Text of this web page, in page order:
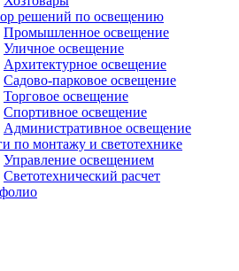
решений по освещению
Промышленное освещение
Уличное освещение
Архитектурное освещение
Садово-парковое освещение
Торговое освещение
Спортивное освещение
Административное освещение
по монтажу и светотехнике
Управление освещением
Светотехнический расчет